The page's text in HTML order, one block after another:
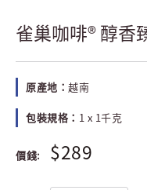
雀巢咖啡® 醇香
原產地： 越南
包裝規格： 1 x 1千克
價錢: $289